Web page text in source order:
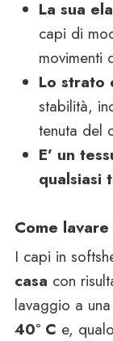
La sua
capi di
movimenti
Lo strato
stabilità,
tenuta del
E’ un
qualsiasi
Come
I capi in
casa con
lavaggio a una
40° C e,